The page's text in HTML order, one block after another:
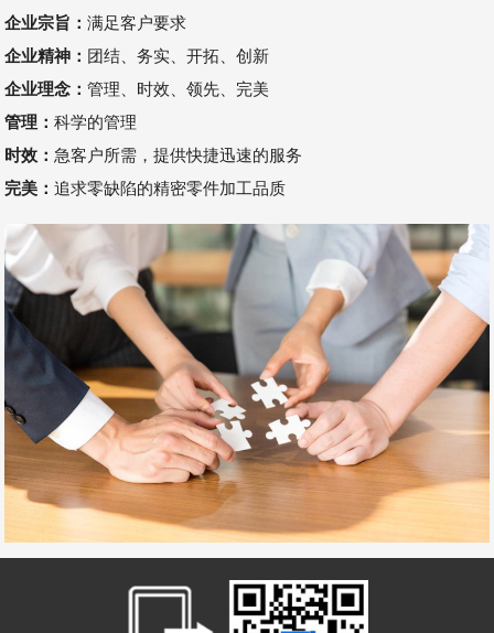
企业宗旨：满足客户要求
企业精神： 团结、务实、开拓、创新
企业理念：管理、时效、领先、完美
管理：科学的管理
时效：急客户所需，提供快捷迅速的服务
完美：追求零缺陷的精密零件加工品质